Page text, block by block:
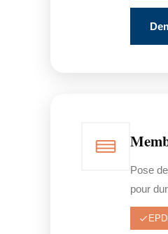
Pose
pour